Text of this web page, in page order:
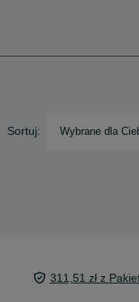
Sortuj: Wybrane dla
311,51 zł z